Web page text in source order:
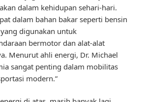
dalam kehidupan sehari-hari.
dalam bahan bakar seperti bensin
digunakan untuk
bermotor dan alat-alat
Menurut ahli energi, Dr. Michael
sangat penting dalam mobilitas
modern.”